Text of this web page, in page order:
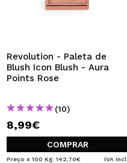
Revolution - Paleta de
Blush Icon Blush - Aura
Points Rose
(10)
8,99€
COMPRAR
Preço x 100 Kg: 142,70€ IVA Incl.